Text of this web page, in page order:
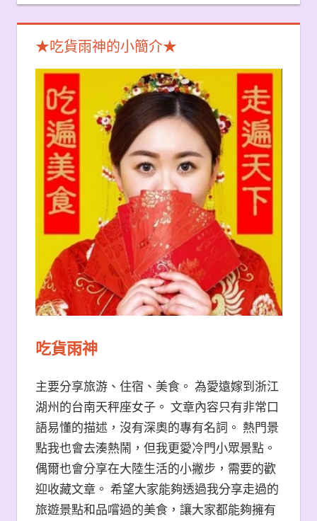
★吃貨雨神的小簡介★
吃貨雨神
主要分享旅游、住宿、美食。 為愛遠嫁到浙江
湖州的台南天秤座女子。 文章內容只有非常口
語易懂的描述，沒有深奧的專有名詞。 熱門景
點我也會去湊熱鬧，但我更愛冷門小眾景點。
偶爾也會分享在大陸生活的小撇步，需要的歡
迎收藏文章。 希望大家能夠透過我分享走過的
旅遊景點和品嚐過的美食，讓大家都能夠擁有